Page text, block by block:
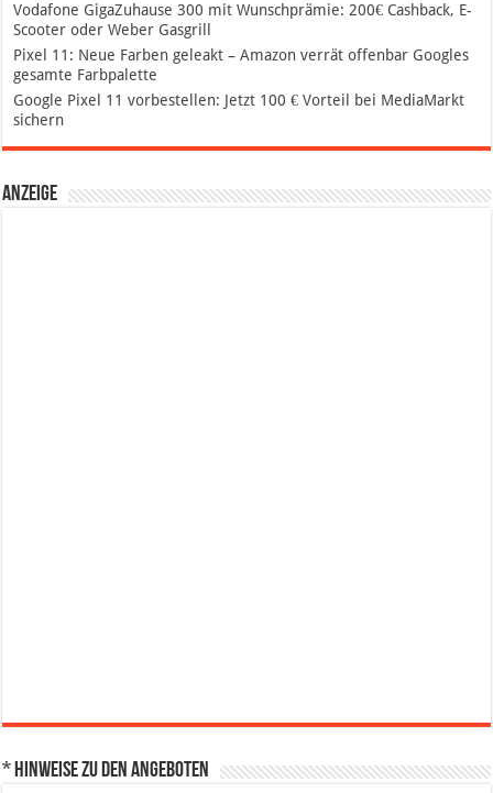
Vodafone GigaZuhause 300 mit Wunschprämie: 200€ Cashback, E-
Scooter oder Weber Gasgrill
Pixel 11: Neue Farben geleakt – Amazon verrät offenbar Googles
gesamte Farbpalette
Google Pixel 11 vorbestellen: Jetzt 100 € Vorteil bei MediaMarkt
sichern
Anzeige
* Hinweise zu den Angeboten